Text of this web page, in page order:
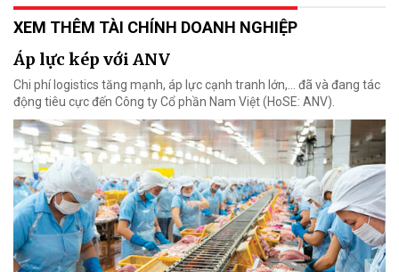
XEM THÊM TÀI CHÍNH DOANH NGHIỆP
Áp lực kép với ANV
Chi phí logistics tăng mạnh, áp lực cạnh tranh lớn,... đã và đang tác
động tiêu cực đến Công ty Cổ phần Nam Việt (HoSE: ANV).